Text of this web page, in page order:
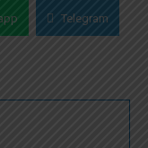
Telegram